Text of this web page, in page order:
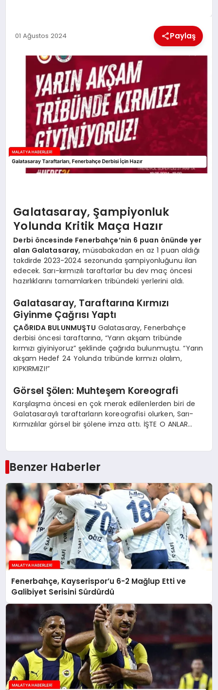
EKONOMI
MAGAZIN
SIYASET
SPOR
01 Ağustos 2024 Paylaş
Galatasaray, Şampiyonluk
Yolunda Kritik Maça Hazır
Derbi öncesinde Fenerbahçe’nin 6 puan önünde yer
alan Galatasaray, müsabakadan en az 1 puan aldığı
takdirde 2023-2024 sezonunda şampiyonluğunu ilan
edecek. Sarı-kırmızılı taraftarlar bu dev maç öncesi
hazırlıklarını tamamlarken tribündeki yerlerini aldı.
Galatasaray, Taraftarına Kırmızı
Giyinme Çağrısı Yaptı
ÇAĞRIDA BULUNMUŞTU Galatasaray, Fenerbahçe
derbisi öncesi taraftarına, “Yarın akşam tribünde
kırmızı giyiniyoruz” şeklinde çağrıda bulunmuştu. “Yarın
akşam Hedef 24 Yolunda tribünde kırmızı olalım,
KIPKIRMIZI!”
Görsel Şölen: Muhteşem Koreografi
Karşılaşma öncesi en çok merak edilenlerden biri de
Galatasaraylı taraftarların koreografisi olurken, Sarı-
Kırmızılılar görsel bir şölene imza attı. İŞTE O ANLAR…
Benzer Haberler
Fenerbahçe, Kayserispor’u 6-2 Mağlup Etti ve
Galibiyet Serisini Sürdürdü